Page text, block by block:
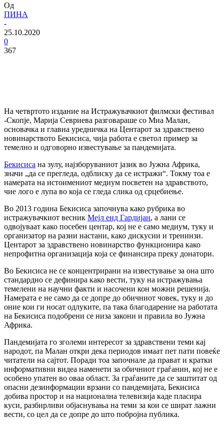
Од
ПИНА
-
25.10.2020
0
367
На четвртото издание на Истражувачкиот филмски фестивал
-Скопје, Марија Севриева разговараше со Миа Малан,
основачка и главна уредничка на Центарот за здравствено
новинарството Бекисиса, чија работа е светол пример за
темелно и одговорно известување за пандемијата.
Бекисиса на зулу, најзборуваниот јазик во Јужна Африка,
значи „да се прегледа, одблиску да се истражи“. Токму тоа е
намерата на истоимениот медиум посветен на здравството,
чие лого е лупа во која се гледа слика од срцебиење.
Во 2013 година Бекисиса започнува како рубрика во
истражувачкиот весник Мејл енд Гардијан, а лани се
одвојуваат како посебен центар, кој не е само медиум, туку и
организатор на разни настани, како дискусии и тренинзи.
Центарот за здравствено новинарство функционира како
непрофитна организација која се финансира преку донатори.
Во Бекисиса не се концентрирани на известување за она што
стандардно се дефинира како вести, туку на истражувања
темелени на научни факти и насочени кон можни решенија.
Намерата е не само да се допре до обичниот човек, туку и до
оние кои ги носат одлуките, па така благодарение на работата
на Бекисиса подобрени се низа закони и правила во Јужна
Африка.
Пандемијата го зголеми интересот за здравствени теми кај
народот, па Малан откри дека периодов имаат пет пати повеќе
читатели на сајтот. Поради тоа започнале да прават и кратки
информативни видеа наменети за обичниот граѓанин, кој не е
особено упатен во оваа област. За граѓаните да се заштитат од
опасни дезинформации врзани со пандемијата, Бекисиса
добива простор и на национална телевизија каде пласира
куси, разбирливи објаснувања на теми за кои се шират лажни
вести, со цел да се допре до што побројна публика.